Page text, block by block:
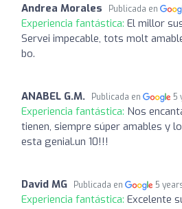
Andrea Morales Publicada en
Experiencia fantástica: El millor
Servei impecable, tots molt
bo.
ANABEL G.M. Publicada en 5
Experiencia fantástica: Nos
tienen, siempre súper amables y
esta genial.un 10!!!
David MG Publicada en 5
Experiencia fantástica: Excelente